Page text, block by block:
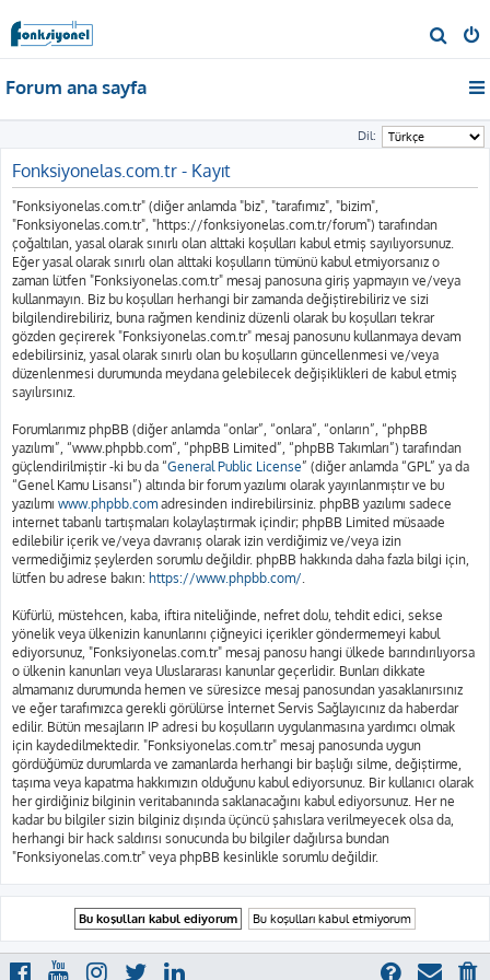
r
Forum ana sayfa
Dil:
Fonksiyonelas.com.tr - Kayıt
"Fonksiyonelas.com.tr" (diğer anlamda "biz", "tarafımız", "bizim",
"Fonksiyonelas.com.tr", "https://fonksiyonelas.com.tr/forum") tarafından
çoğaltılan, yasal olarak sınırlı olan alttaki koşulları kabul etmiş sayılıyorsunuz.
Eğer yasal olarak sınırlı olan alttaki koşulların tümünü kabul etmiyorsanız o
zaman lütfen "Fonksiyonelas.com.tr" mesaj panosuna giriş yapmayın ve/veya
kullanmayın. Biz bu koşulları herhangi bir zamanda değiştirebiliriz ve sizi
bilgilendirebiliriz, buna rağmen kendiniz düzenli olarak bu koşulları tekrar
gözden geçirerek "Fonksiyonelas.com.tr" mesaj panosunu kullanmaya devam
edebilirsiniz, yasal olarak sınırlı olan bu koşulların güncellenmesi ve/veya
düzenlenmesi durumunda meydana gelebilecek değişiklikleri de kabul etmiş
sayılırsınız.
Forumlarımız phpBB (diğer anlamda “onlar”, “onlara”, “onların”, “phpBB
yazılımı”, “www.phpbb.com”, “phpBB Limited”, “phpBB Takımları”) tarafından
güçlendirilmiştir -ki bu da “General Public License” (diğer anlamda “GPL” ya da
“Genel Kamu Lisansı”) altında bir forum yazılımı olarak yayınlanmıştır ve bu
yazılımı www.phpbb.com adresinden indirebilirsiniz. phpBB yazılımı sadece
internet tabanlı tartışmaları kolaylaştırmak içindir; phpBB Limited müsaade
edilebilir içerik ve/veya davranış olarak izin verdiğimiz ve/veya izin
vermediğimiz şeylerden sorumlu değildir. phpBB hakkında daha fazla bilgi için,
lütfen bu adrese bakın: https://www.phpbb.com/.
Küfürlü, müstehcen, kaba, iftira niteliğinde, nefret dolu, tehdit edici, sekse
yönelik veya ülkenizin kanunlarını çiğneyici içerikler göndermemeyi kabul
ediyorsunuz, "Fonksiyonelas.com.tr" mesaj panosu hangi ülkede barındırılıyorsa
o ülkenin kanunları veya Uluslararası kanunlar geçerlidir. Bunları dikkate
almamanız durumunda hemen ve süresizce mesaj panosundan yasaklanırsınız
ve eğer tarafımızca gerekli görülürse İnternet Servis Sağlayıcınız da haberdar
edilir. Bütün mesajların IP adresi bu koşulların uygulanmasına yardımcı olmak
için kaydedilmektedir. "Fonksiyonelas.com.tr" mesaj panosunda uygun
gördüğümüz durumlarda ve zamanlarda herhangi bir başlığı silme, değiştirme,
taşıma veya kapatma hakkımızın olduğunu kabul ediyorsunuz. Bir kullanıcı olarak
her girdiğiniz bilginin veritabanında saklanacağını kabul ediyorsunuz. Her ne
kadar bu bilgiler sizin bilginiz dışında üçüncü şahıslara verilmeyecek olsa da,
herhangi bir hack saldırısı sonucunda bu bilgiler dağılırsa bundan
"Fonksiyonelas.com.tr" veya phpBB kesinlikle sorumlu değildir.